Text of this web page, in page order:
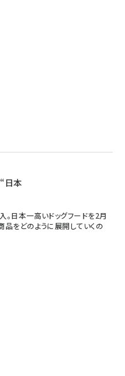
日本
。日本一高いドッグフードを2月
品をどのように展開していくの